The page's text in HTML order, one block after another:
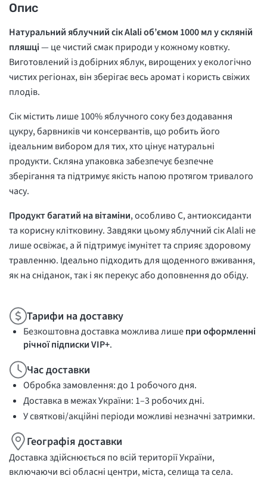
Опис
Натуральний яблучний сік Alali об’ємом 1000 мл у скляній
пляшці— це чистий смак природи у кожному ковтку.
Виготовлений із добірних яблук, вирощених у екологічно
чистих регіонах, він зберігає весь аромат і користь свіжих
плодів.
Сік містить лише 100% яблучного соку без додавання
цукру, барвників чи консервантів, що робить його
ідеальним вибором для тих, хто цінує натуральні
продукти. Скляна упаковка забезпечує безпечне
зберігання та підтримує якість напою протягом тривалого
часу.
Продукт багатий на вітаміни, особливо С, антиоксиданти
та корисну клітковину. Завдяки цьому яблучний сік Alali не
лише освіжає, а й підтримує імунітет та сприяє здоровому
травленню. Ідеально підходить для щоденного вживання,
як на сніданок, так і як перекус або доповнення до обіду.
Тарифи на доставку
Безкоштовна доставка можлива лишепри оформленні
річної підписки VIP+.
Час доставки
Обробка замовлення: до 1 робочого дня.
Доставка в межах України: 1–3 робочих дні.
У святкові/акційні періоди можливі незначні затримки.
Географія доставки
Доставка здійснюється по всій території України,
включаючи всі обласні центри, міста, селища та села.